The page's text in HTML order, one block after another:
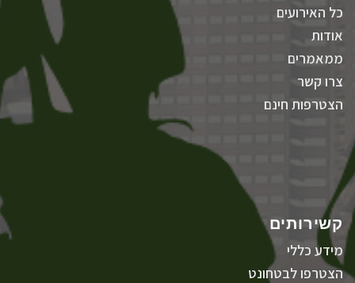
כל האירועים
אודות
ממאמרים
צרו קשר
הצטרפות חינם
קשירותים
מידע כללי
הצטרפו לבטחונט